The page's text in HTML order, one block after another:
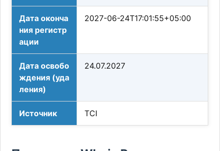
Дата оконча
ния регистр
ации
2027-06-24T17:01:55+05:00
Дата освобо
ждения (уда
ления)
24.07.2027
Источник TCI